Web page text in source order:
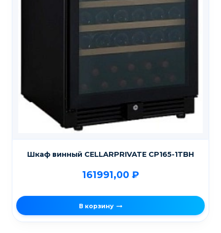
Шкаф винный CELLARPRIVATE CP165-1TBH
161991,00 ₽
В корзину